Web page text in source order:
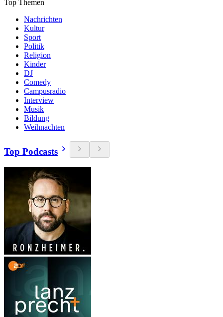
Top Themen
Nachrichten
Kultur
Sport
Politik
Religion
Kinder
DJ
Comedy
Campusradio
Interview
Musik
Bildung
Weihnachten
Top Podcasts